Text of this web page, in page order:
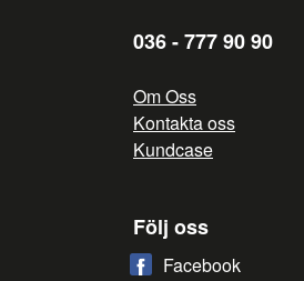
036 - 777 90 90
Om Oss
Kontakta oss
Kundcase
Följ oss
Facebook